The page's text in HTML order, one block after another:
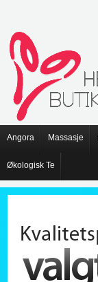
Angora Massasje
Økologisk Te